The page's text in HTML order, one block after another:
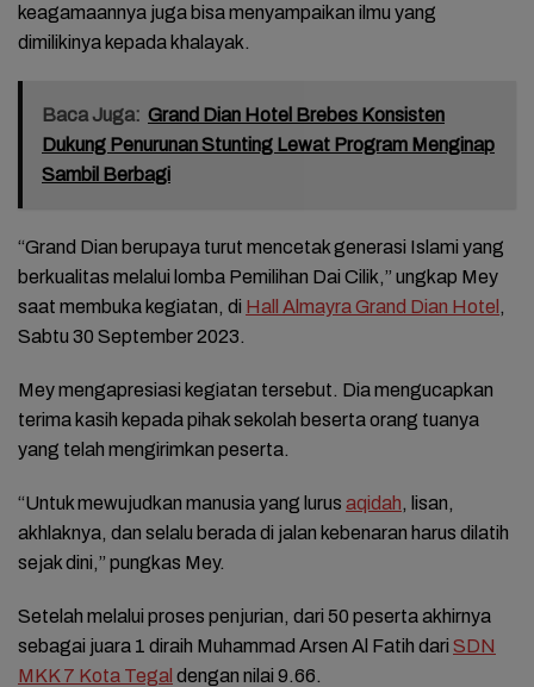
keagamaannya juga bisa menyampaikan ilmu yang
dimilikinya kepada khalayak.
Baca Juga: Grand Dian Hotel Brebes Konsisten
Dukung Penurunan Stunting Lewat Program Menginap
Sambil Berbagi
“Grand Dian berupaya turut mencetak generasi Islami yang
berkualitas melalui lomba Pemilihan Dai Cilik,” ungkap Mey
saat membuka kegiatan, di Hall Almayra Grand Dian Hotel ,
Sabtu 30 September 2023.
Mey mengapresiasi kegiatan tersebut. Dia mengucapkan
terima kasih kepada pihak sekolah beserta orang tuanya
yang telah mengirimkan peserta.
“Untuk mewujudkan manusia yang lurus aqidah, lisan,
akhlaknya, dan selalu berada di jalan kebenaran harus dilatih
sejak dini,” pungkas Mey.
Setelah melalui proses penjurian, dari 50 peserta akhirnya
sebagai juara 1 diraih Muhammad Arsen Al Fatih dari SDN
MKK 7 Kota Tegal dengan nilai 9.66.